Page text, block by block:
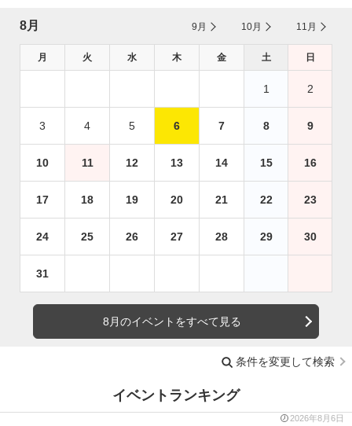
8月 9月 10月 11月
月 火 水 木 金 土 日
1 2
3 4 5 6 7 8 9
10 11 12 13 14 15 16
17 18 19 20 21 22 23
24 25 26 27 28 29 30
31
8月のイベントをすべて見る
条件を変更して検索
イベントランキング
2026年8月6日